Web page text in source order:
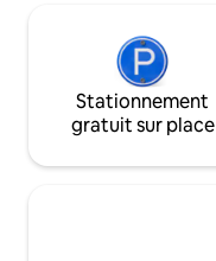
Stationnement
gratuit sur place